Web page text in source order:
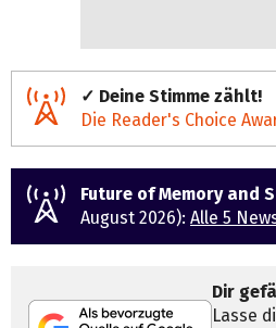
✓ Deine Stimme zählt!
Die Reader's Choice
Future of Memory and
August 2026): Alle 5
Dir
Lasse